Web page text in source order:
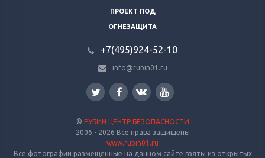
ПРОЕКТ ПОД
ОГНЕЗАЩИТА
+7(495)924-52-10
info@rubin01.ru
© РУБИН ЦЕНТР БЕЗОПАСНОСТИ
2006 - 2026 Все права защищены
www.rubin01.ru
Все фотографии размещенные на данном сайте взяты из открытых